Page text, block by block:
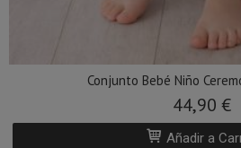
Conjunto Bebé Niño
44,90 €
Añadir a